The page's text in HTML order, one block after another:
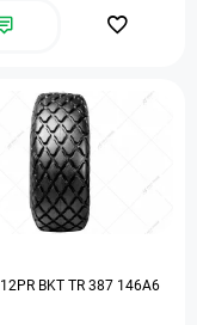
BKT TR 387 146A6